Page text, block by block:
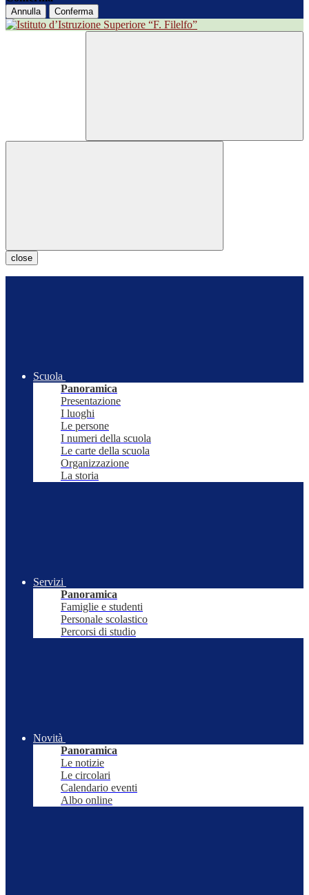
Annulla Conferma
close
Scuola
Panoramica
Presentazione
I luoghi
Le persone
I numeri della scuola
Le carte della scuola
Organizzazione
La storia
Servizi
Panoramica
Famiglie e studenti
Personale scolastico
Percorsi di studio
Novità
Panoramica
Le notizie
Le circolari
Calendario eventi
Albo online